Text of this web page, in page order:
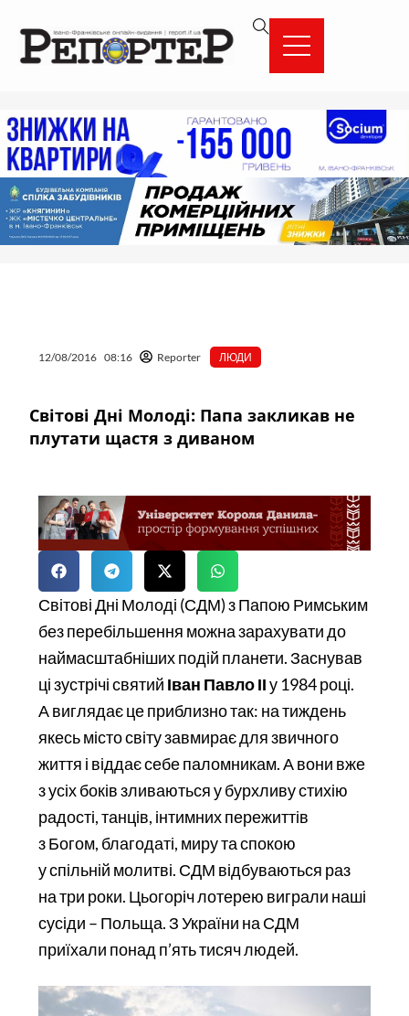
вмісту
12/08/2016 08:16 Reporter ЛЮДИ
Світові Дні Молоді: Папа закликав не
плутати щастя з диваном
Світові Дні Молоді (СДМ) з Папою Римським
без перебільшення можна зарахувати до
наймасштабніших подій планети. Заснував
ці зустрічі святий Іван Павло ІІу 1984 році.
А виглядає це приблизно так: на тиждень
якесь місто світу завмирає для звичного
життя і віддає себе паломникам. А вони вже
з усіх боків зливаються у бурхливу стихію
радості, танців, інтимних пережиттів
з Богом, благодаті, миру та спокою
у спільній молитві. СДМ відбуваються раз
на три роки. Цьогоріч лотерею виграли наші
сусіди – Польща. З України на СДМ
приїхали понад п’ять тисяч людей.